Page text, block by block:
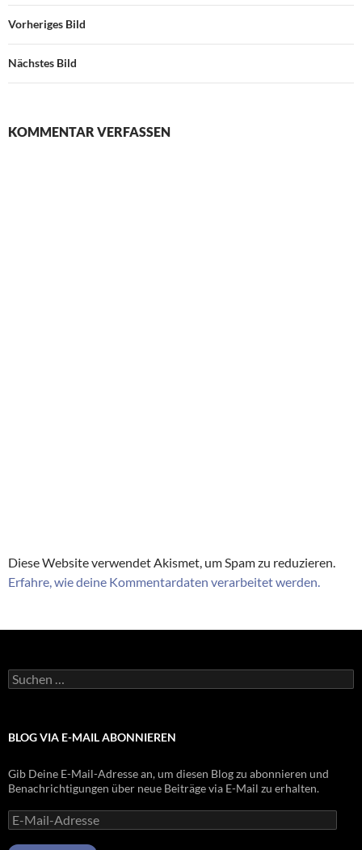
Vorheriges Bild
Nächstes Bild
KOMMENTAR VERFASSEN
Diese Website verwendet Akismet, um Spam zu reduzieren.
Erfahre, wie deine Kommentardaten verarbeitet werden.
Suchen
nach:
BLOG VIA E-MAIL ABONNIEREN
Gib Deine E-Mail-Adresse an, um diesen Blog zu abonnieren und
Benachrichtigungen über neue Beiträge via E-Mail zu erhalten.
E-
Mail-
Adresse